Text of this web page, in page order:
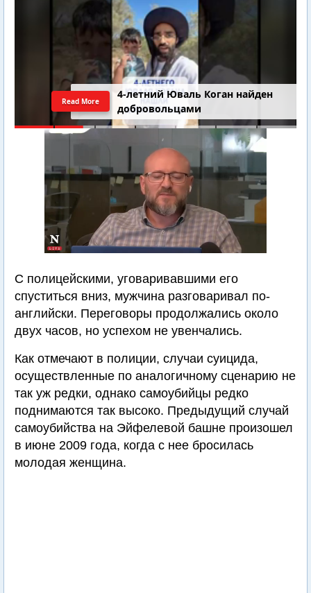
4-летний Юваль Коган найден
добровольцами
Read More
С полицейскими, уговаривавшими его
спуститься вниз, мужчина разговаривал по-
английски. Переговоры продолжались около
двух часов, но успехом не увенчались.
Как отмечают в полиции, случаи суицида,
осуществленные по аналогичному сценарию не
так уж редки, однако самоубийцы редко
поднимаются так высоко. Предыдущий случай
самоубийства на Эйфелевой башне произошел
в июне 2009 года, когда с нее бросилась
молодая женщина.